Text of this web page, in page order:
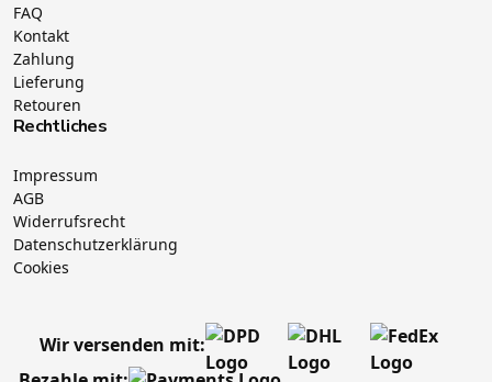
FAQ
Kontakt
Zahlung
Lieferung
Retouren
Rechtliches
Impressum
AGB
Widerrufsrecht
Datenschutzerklärung
Cookies
Wir versenden mit: